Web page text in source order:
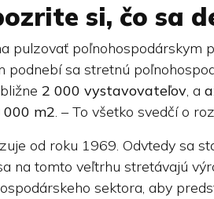
si, čo sa
pulzovať poľnohospodárskym
sa stretnú
2 000 vystavovateľov, a
000 m2. – To všetko svedčí o
od roku 1969. Odvtedy sa
na tomto veľtrhu stretávajú
sektora, aby